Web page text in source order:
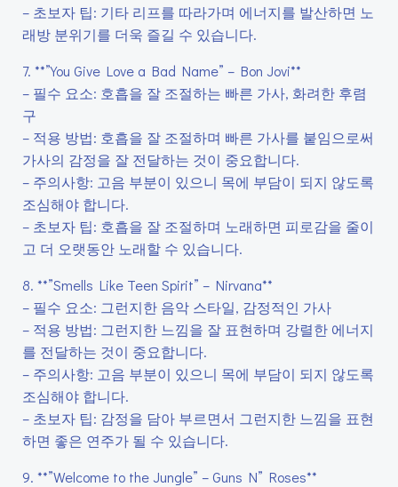
– 초보자 팁: 기타 리프를 따라가며 에너지를 발산하면 노
래방 분위기를 더욱 즐길 수 있습니다.
7. **”You Give Love a Bad Name” – Bon Jovi**
– 필수 요소: 호흡을 잘 조절하는 빠른 가사, 화려한 후렴
구
– 적용 방법: 호흡을 잘 조절하며 빠른 가사를 붙임으로써
가사의 감정을 잘 전달하는 것이 중요합니다.
– 주의사항: 고음 부분이 있으니 목에 부담이 되지 않도록
조심해야 합니다.
– 초보자 팁: 호흡을 잘 조절하며 노래하면 피로감을 줄이
고 더 오랫동안 노래할 수 있습니다.
8. **”Smells Like Teen Spirit” – Nirvana**
– 필수 요소: 그런지한 음악 스타일, 감정적인 가사
– 적용 방법: 그런지한 느낌을 잘 표현하며 강렬한 에너지
를 전달하는 것이 중요합니다.
– 주의사항: 고음 부분이 있으니 목에 부담이 되지 않도록
조심해야 합니다.
– 초보자 팁: 감정을 담아 부르면서 그런지한 느낌을 표현
하면 좋은 연주가 될 수 있습니다.
9. **”Welcome to the Jungle” – Guns N” Roses**